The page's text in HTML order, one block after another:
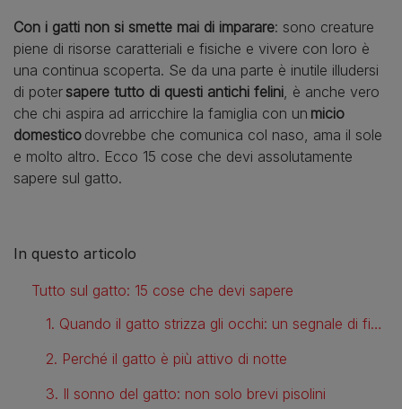
Con i gatti non si smette mai di imparare: sono creature
piene di risorse caratteriali e fisiche e vivere con loro è
una continua scoperta. Se da una parte è inutile illudersi
di potersapere tutto di questi antichi felini , è anche vero
che chi aspira ad arricchire la famiglia con un micio
domestico dovrebbe che comunica col naso, ama il sole
e molto altro. Ecco 15 cose che devi assolutamente
sapere sul gatto.
In questo articolo
Tutto sul gatto: 15 cose che devi sapere
1. Quando il gatto strizza gli occhi: un segnale di fiducia
2. Perché il gatto è più attivo di notte
3. Il sonno del gatto: non solo brevi pisolini